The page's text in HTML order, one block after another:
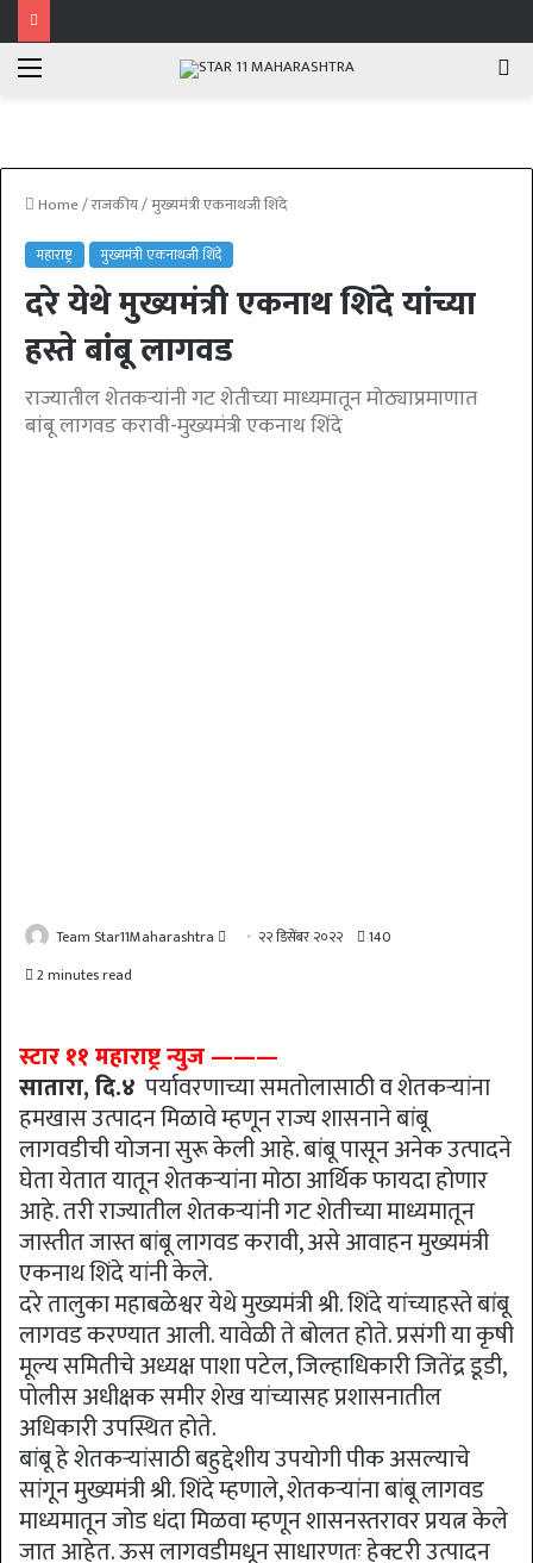
Menu
Home/राजकीय/मुख्यमंत्री एकनाथजी शिंदे
महाराष्ट्र मुख्यमंत्री एकनाथजी शिंदे
दरे येथे मुख्यमंत्री एकनाथ शिंदे यांच्या
हस्ते बांबू लागवड
राज्यातील शेतकऱ्यांनी गट शेतीच्या माध्यमातून मोठ्याप्रमाणात
बांबू लागवड करावी-मुख्यमंत्री एकनाथ शिंदे
Team Star11Maharashtra
Send २२ डिसेंबर २०२२
140
2 minutes read
स्टार ११ महाराष्ट्र न्युज ———
सातारा, दि.४ पर्यावरणाच्या समतोलासाठी व शेतकऱ्यांना
हमखास उत्पादन मिळावे म्हणून राज्य शासनाने बांबू
लागवडीची योजना सुरू केली आहे. बांबू पासून अनेक उत्पादने
घेता येतात यातून शेतकऱ्यांना मोठा आर्थिक फायदा होणार
आहे. तरी राज्यातील शेतकऱ्यांनी गट शेतीच्या माध्यमातून
जास्तीत जास्त बांबू लागवड करावी, असे आवाहन मुख्यमंत्री
एकनाथ शिंदे यांनी केले.
दरे तालुका महाबळेश्वर येथे मुख्यमंत्री श्री. शिंदे यांच्याहस्ते बांबू
लागवड करण्यात आली. यावेळी ते बोलत होते. प्रसंगी या कृषी
मूल्य समितीचे अध्यक्ष पाशा पटेल, जिल्हाधिकारी जितेंद्र डूडी,
पोलीस अधीक्षक समीर शेख यांच्यासह प्रशासनातील
अधिकारी उपस्थित होते.
बांबू हे शेतकऱ्यांसाठी बहुद्देशीय उपयोगी पीक असल्याचे
सांगून मुख्यमंत्री श्री. शिंदे म्हणाले, शेतकऱ्यांना बांबू लागवड
माध्यमातून जोड धंदा मिळवा म्हणून शासनस्तरावर प्रयत्न केले
जात आहेत. ऊस लागवडीमधून साधारणतः हेक्टरी उत्पादन